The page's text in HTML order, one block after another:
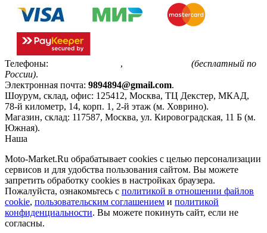
Телефоны: ,
(бесплатный по
России).
Электронная почта: 9894894@gmail.com.
Шоурум, склад, офис: 125412, Москва, ТЦ Декстер, МКАД,
78-й километр, 14, корп. 1, 2-й этаж (м. Ховрино).
Магазин, склад: 117587, Москва, ул. Кировоградская, 11 Б (м.
Южная).
Наша
Moto-Market.Ru обрабатывает сookies с целью персонализации
сервисов и для удобства пользования сайтом. Вы можете
запретить обработку сookies в настройках браузера.
Пожалуйста, ознакомьтесь с политикой в отношении файлов
cookie, пользовательским соглашением и политикой
конфиденциальности. Вы можете покинуть сайт, если не
согласны.